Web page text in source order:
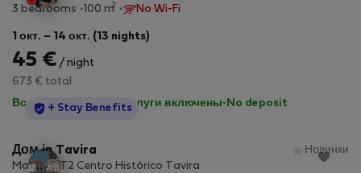
3 bedrooms
100 m2 No Wi-Fi
1 окт. – 14 окт. (13 nights)
45 € / night
673 € total
Все коммунальные услуги включены· No deposit
StayProtection
+ Stay Benefits
Дом in Tavira
Новинки
Moradia T2 Centro Histórico Tavira